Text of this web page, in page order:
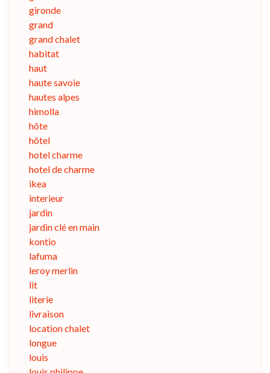
gironde
grand
grand chalet
habitat
haut
haute savoie
hautes alpes
himolla
hôte
hôtel
hotel charme
hotel de charme
ikea
interieur
jardin
jardin clé en main
kontio
lafuma
leroy merlin
lit
literie
livraison
location chalet
longue
louis